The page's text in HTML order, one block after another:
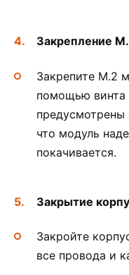
Закрепление
Закрепите M.2
помощью винта
предусмотрены
что модуль
покачивается.
Закрытие
Закройте
все провода и